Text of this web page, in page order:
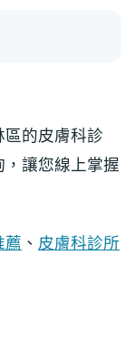
的皮膚科診
讓您線上掌握
薦 、 皮膚科診所